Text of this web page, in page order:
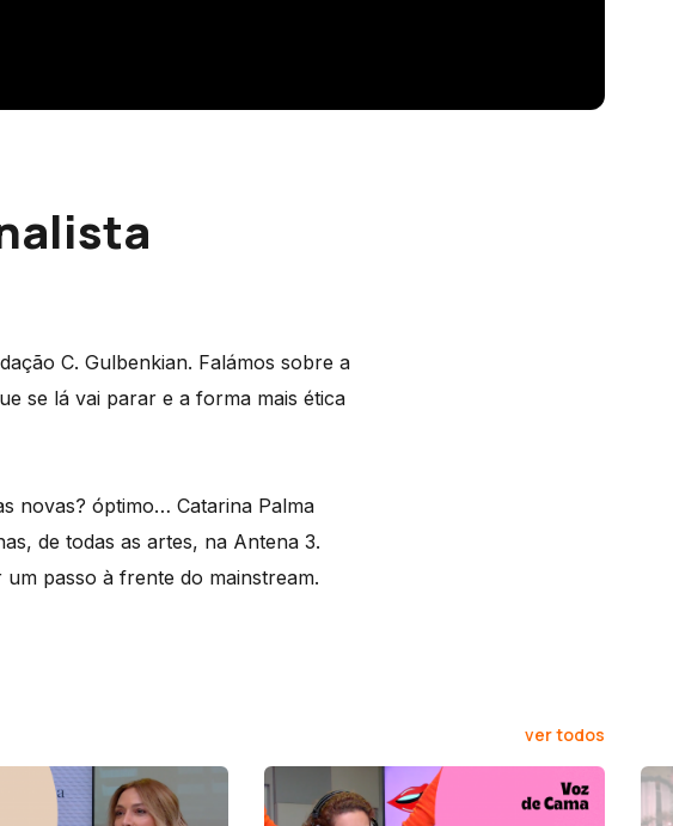
C. Gulbenkian. Falámos sobre a
se lá vai parar e a forma mais ética
novas? óptimo… Catarina Palma
de todas as artes, na Antena 3.
passo à frente do mainstream.
ver todos